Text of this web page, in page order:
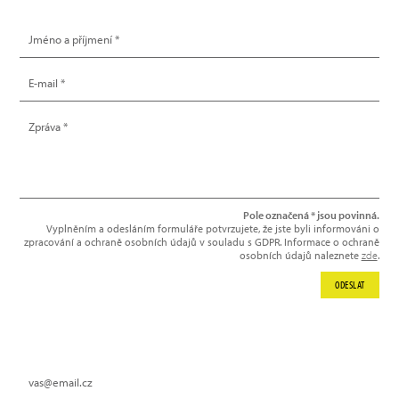
Pole označená * jsou povinná.
Vyplněním a odesláním formuláře potvrzujete, že jste byli informováni o
zpracování a ochraně osobních údajů v souladu s GDPR. Informace o ochraně
osobních údajů naleznete zde.
ODESLAT